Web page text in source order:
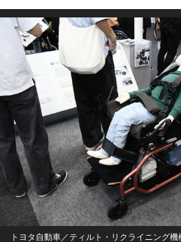
トヨタ自動車／ティルト・リクライニング